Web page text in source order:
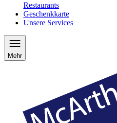
Restaurants
Geschenkkarte
Unsere Services
Mehr